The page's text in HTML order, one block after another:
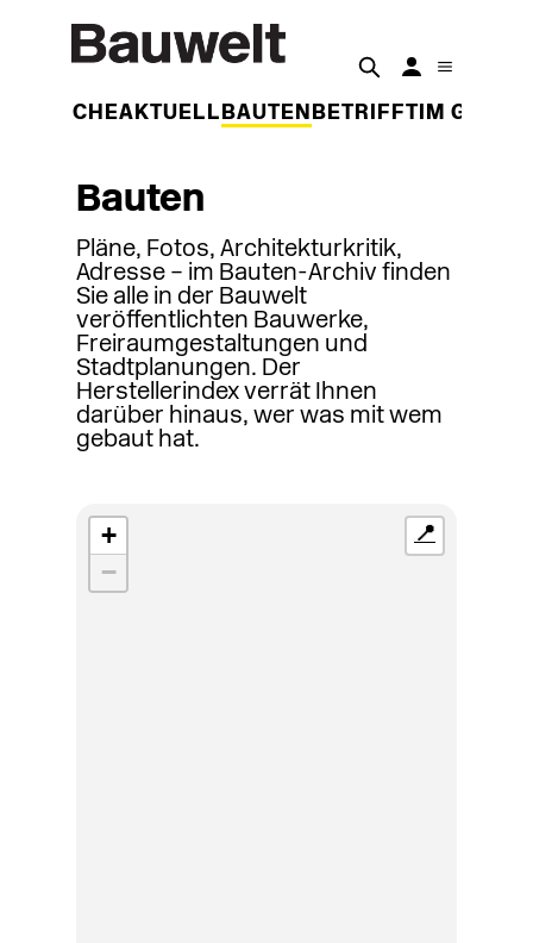
WOCHEAKTUELL BAUTEN BETRIFFT IM
Bauten
Pläne, Fotos, Architekturkritik,
Adresse – im Bauten-Archiv finden
Sie alle in der Bauwelt
veröffentlichten Bauwerke,
Freiraumgestaltungen und
Stadtplanungen. Der
Herstellerindex verrät Ihnen
darüber hinaus, wer was mit wem
gebaut hat.
+
−
📍